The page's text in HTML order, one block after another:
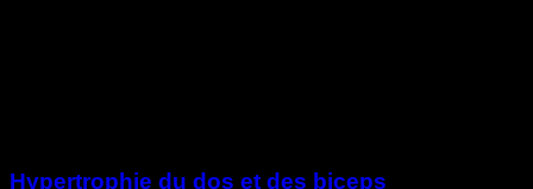
Hypertrophie du dos et des biceps